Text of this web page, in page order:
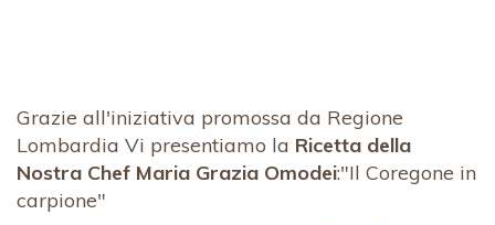
Grazie all'iniziativa promossa da Regione
Lombardia Vi presentiamo la Ricetta della
Nostra Chef Maria Grazia Omodei:"Il Coregone in
carpione"